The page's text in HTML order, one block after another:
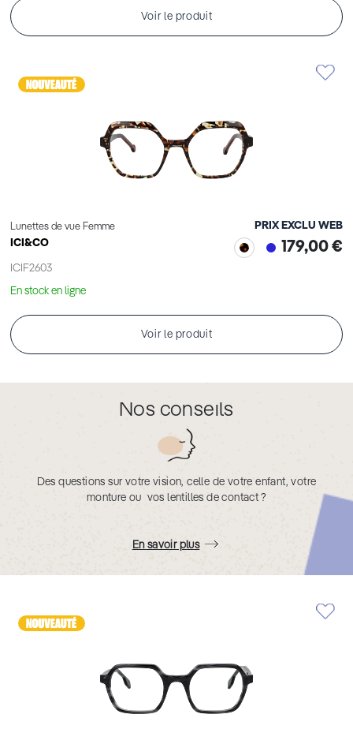
Voir le produit
Lunettes de vue Femme
ICI&CO
ICIF2603
PRIX EXCLU WEB
179,00 €
En stock en ligne
Voir le produit
Nos conseils
Des questions sur votre vision, celle de votre enfant, votre
monture ou vos lentilles de contact ?
En savoir plus